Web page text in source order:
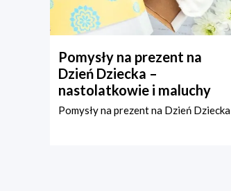
Pomysły na prezent na
Dzień Dziecka –
nastolatkowie i maluchy
Pomysły na prezent na Dzień Dziecka